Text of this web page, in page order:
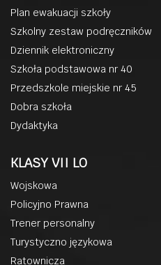
Plan ewakuacji szkoły
Szkolny zestaw podręczników
Dziennik elektroniczny
Szkoła podstawowa nr 40
Przedszkole miejskie nr 45
Dobra szkoła
Dydaktyka
KLASY VII LO
Wojskowa
Policyjno Prawna
Trener personalny
Turystyczno językowa
Ratownicza